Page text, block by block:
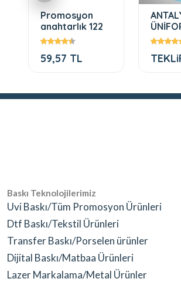
Promosyon
anahtarlık 122
59,57 TL
Baskı Teknolojilerimiz
Uvi Baskı/Tüm Promosyon Ürünleri
Dtf Baskı/Tekstil Ürünleri
Transfer Baskı/Porselen ürünler
Dijital Baskı/Matbaa Ürünleri
Lazer Markalama/Metal Ürünler